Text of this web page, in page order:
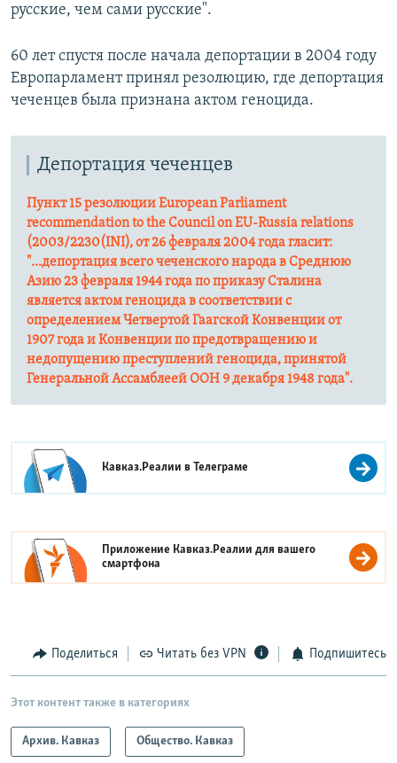
русские, чем сами русские".
60 лет спустя после начала депортации в 2004 году
Европарламент принял резолюцию, где депортация
чеченцев была признана актом геноцида.
Депортация чеченцев
Пункт 15 резолюцииEuropean Parliament
recommendation to the Council on EU-Russia relations
(2003/2230(INI)​,от 26 февраля 2004 года гласит:
"...депортация всего чеченского народа в Среднюю
Азию 23 февраля 1944 года по приказу Сталина
является актом геноцида в соответствии с
определением Четвертой Гаагской Конвенции от
1907 года и Конвенции по предотвращению и
недопущению преступлений геноцида, принятой
Генеральной Ассамблеей ООН 9 декабря 1948 года".
Кавказ.Реалии вТелеграме
Приложение Кавказ.Реалии для вашего
смартфона
Поделиться Читать без VPN Подпишитесь
Этот контент также в категориях
Архив. Кавказ Общество. Кавказ